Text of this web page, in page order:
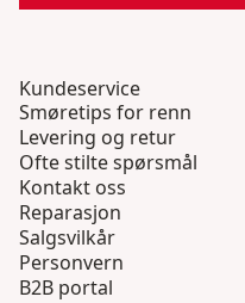
Kundeservice
Smøretips for renn
Levering og retur
Ofte stilte spørsmål
Kontakt oss
Reparasjon
Salgsvilkår
Personvern
B2B portal